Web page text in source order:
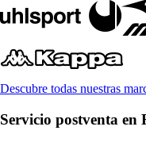
Descubre todas nuestras
Servicio postventa en